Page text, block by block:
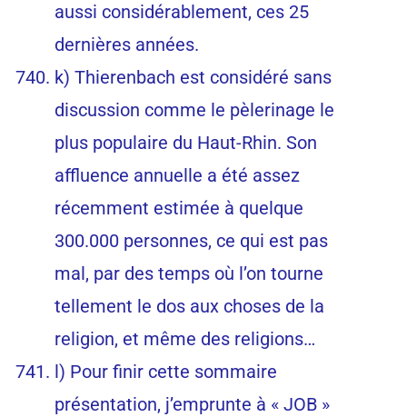
aussi considérablement, ces 25
dernières années.
k) Thierenbach est considéré sans
discussion comme le pèlerinage le
plus populaire du Haut-Rhin. Son
affluence annuelle a été assez
récemment estimée à quelque
300.000 personnes, ce qui est pas
mal, par des temps où l’on tourne
tellement le dos aux choses de la
religion, et même des religions…
l) Pour finir cette sommaire
présentation, j’emprunte à « JOB »